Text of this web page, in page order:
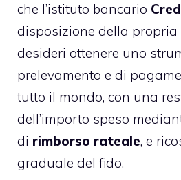
che l’istituto bancario
disposizione della propria
desideri ottenere uno
prelevamento e di
tutto il mondo, con una
dell’importo speso
di rimborso rateale, e
graduale del fido.